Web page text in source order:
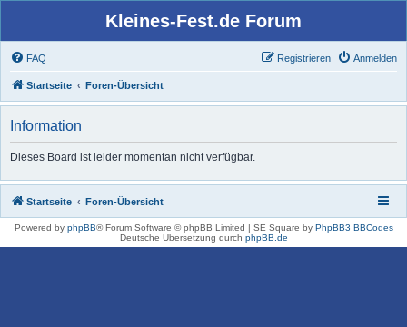
Kleines-Fest.de Forum
FAQ Anmelden
Registrieren
Startseite Foren-Übersicht
Information
Dieses Board ist leider momentan nicht verfügbar.
Startseite Foren-Übersicht
Powered by phpBB® Forum Software © phpBB Limited | SE Square by PhpBB3 BBCodes
Deutsche Übersetzung durch phpBB.de